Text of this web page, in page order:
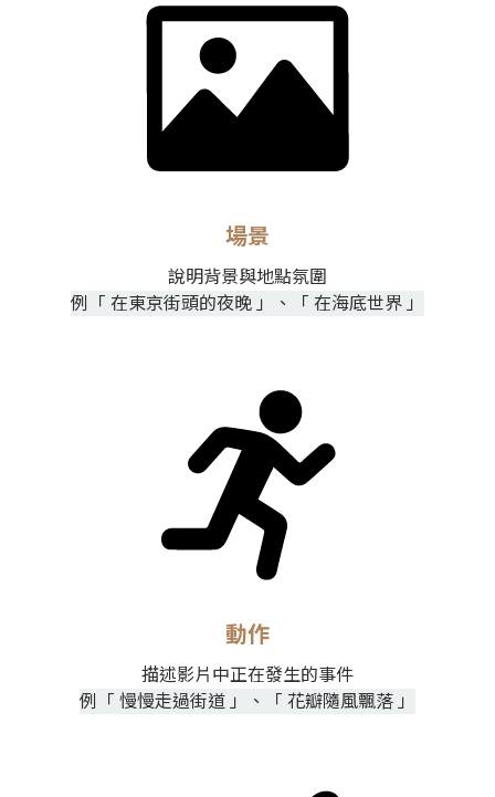
場景
說明背景與地點氛圍
例「 在東京街頭的夜晚 」、「 在海底世界 」
動作
描述影片中正在發生的事件
例 「 慢慢走過街道 」、「 花瓣隨風飄落 」